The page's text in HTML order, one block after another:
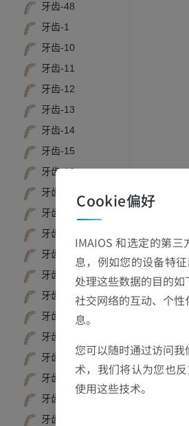
牙齿-48
牙齿-1
牙齿-10
牙齿-11
牙齿-12
牙齿-13
牙齿-14
牙齿-15
牙齿-16
牙齿-17
牙齿-18
牙齿-19
牙齿-2
牙齿-20
牙齿-21
牙齿-22
牙齿-23
牙齿-24
牙齿-25
牙齿-26
牙齿-27
踝关节和足部计算机断层
扫描
计算机体层摄影
优质会员
Cookie偏好
IMAIOS 和选定的第
息，例如您的设备特
处理这些数据的目的
社交网络的互动、个
息。
您可以随时通过访问
术，我们将认为您也
使用这些技术。